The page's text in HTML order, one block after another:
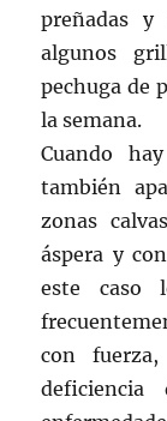
preñadas
algunos
pechuga de
la semana.
Cuando
también
zonas
áspera y
este caso
con
deficiencia